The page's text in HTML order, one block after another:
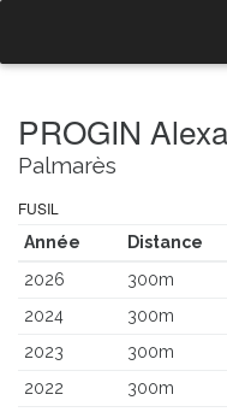
PROGIN
Palmarès
FUSIL
Année Distance
2026
300m
2024 300m
2023 300m
2022 300m